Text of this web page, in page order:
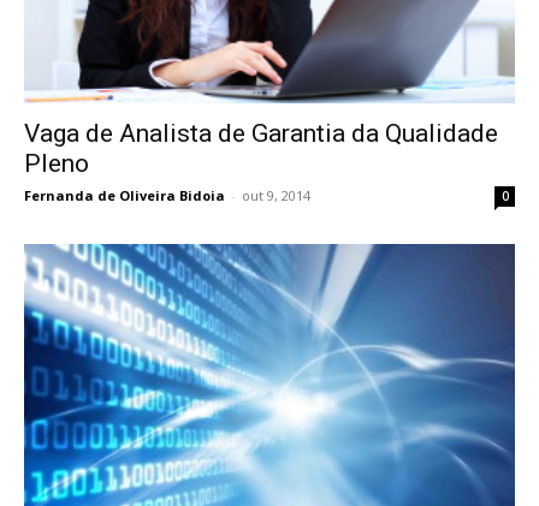
Vaga de Analista de Garantia da Qualidade
Pleno
Fernanda de Oliveira Bidoia - out 9, 2014 0